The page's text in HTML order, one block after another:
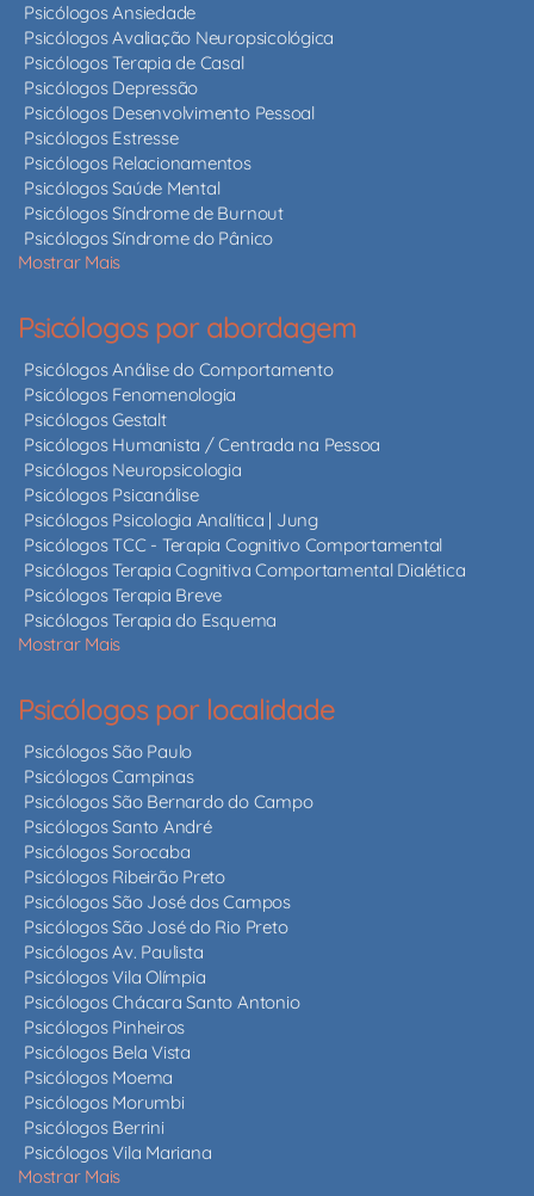
Psicólogos Ansiedade
Psicólogos Avaliação Neuropsicológica
Psicólogos Terapia de Casal
Psicólogos Depressão
Psicólogos Desenvolvimento Pessoal
Psicólogos Estresse
Psicólogos Relacionamentos
Psicólogos Saúde Mental
Psicólogos Síndrome de Burnout
Psicólogos Síndrome do Pânico
Mostrar Mais
Psicólogos por abordagem
Psicólogos Análise do Comportamento
Psicólogos Fenomenologia
Psicólogos Gestalt
Psicólogos Humanista / Centrada na Pessoa
Psicólogos Neuropsicologia
Psicólogos Psicanálise
Psicólogos Psicologia Analítica | Jung
Psicólogos TCC - Terapia Cognitivo Comportamental
Psicólogos Terapia Cognitiva Comportamental Dialética
Psicólogos Terapia Breve
Psicólogos Terapia do Esquema
Mostrar Mais
Psicólogos por localidade
Psicólogos São Paulo
Psicólogos Campinas
Psicólogos São Bernardo do Campo
Psicólogos Santo André
Psicólogos Sorocaba
Psicólogos Ribeirão Preto
Psicólogos São José dos Campos
Psicólogos São José do Rio Preto
Psicólogos Av. Paulista
Psicólogos Vila Olímpia
Psicólogos Chácara Santo Antonio
Psicólogos Pinheiros
Psicólogos Bela Vista
Psicólogos Moema
Psicólogos Morumbi
Psicólogos Berrini
Psicólogos Vila Mariana
Mostrar Mais